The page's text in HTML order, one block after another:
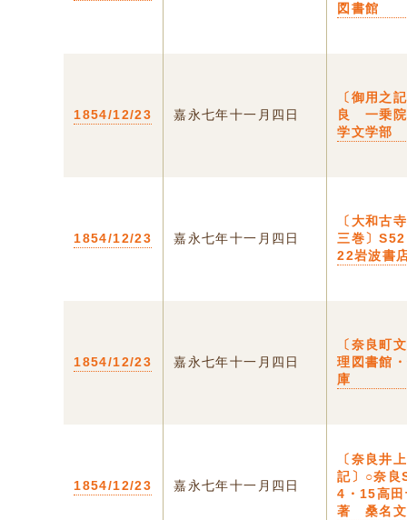
図書館
1854/12/23 嘉永七年十一月四日
〔御用之
良 一乗院
学文学部
1854/12/23 嘉永七年十一月四日
〔大和
三巻〕
22岩波書
1854/12/23 嘉永七年十一月四日
〔奈良町
理図書館
庫
1854/12/23 嘉永七年十一月四日
〔奈良井
記〕○奈良
4・15高田
著 桑名文